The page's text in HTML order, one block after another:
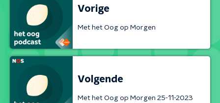
Vorige
Met het Oog op Morgen
Volgende
Met het Oog op Morgen 25-11-2023